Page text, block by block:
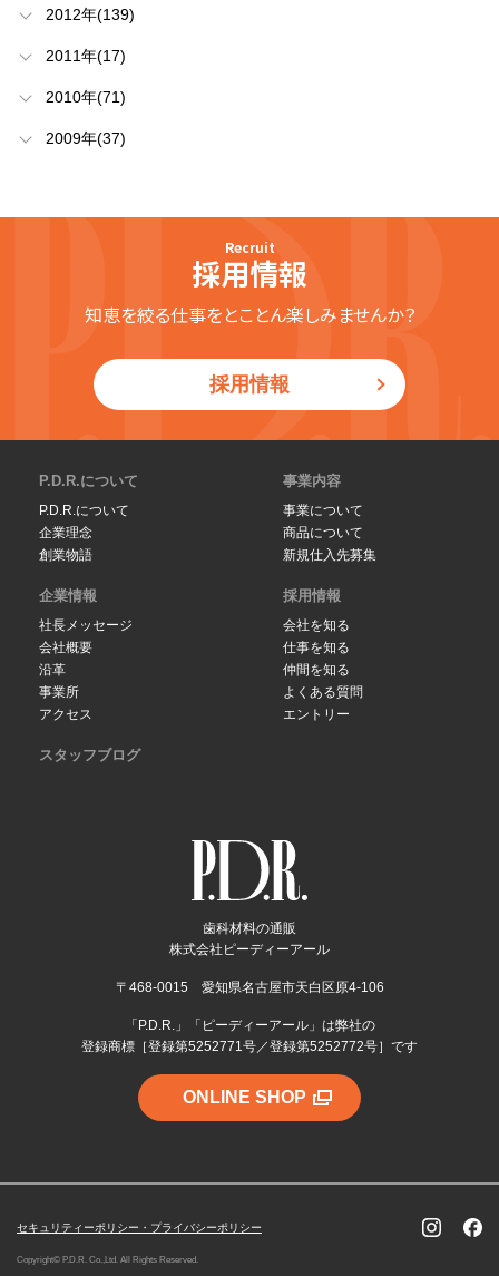
2012年(139)
2011年(17)
2010年(71)
2009年(37)
Recruit
採用情報
知恵を絞る仕事をとことん楽しみませんか？
採用情報
歯科材料の通販
株式会社ピーディーアール
〒468-0015 愛知県名古屋市天白区原4-106
「P.D.R.」「ピーディーアール」は弊社の
登録商標［登録第5252771号／登録第5252772号］です
ONLINE SHOP
P.D.R.について
P.D.R.について
企業理念
創業物語
事業内容
事業について
商品について
新規仕入先募集
企業情報
社長メッセージ
会社概要
沿革
事業所
アクセス
採用情報
会社を知る
仕事を知る
仲間を知る
よくある質問
エントリー
スタッフブログ
セキュリティーポリシー・プライバシーポリシー
Copyright© P.D.R. Co.,Ltd. All Rights Reserved.